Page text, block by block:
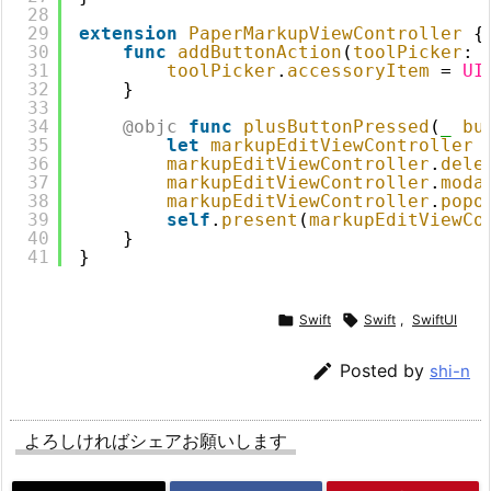
28
29
30
31
32
33
34
35
36
37
38
39
40
41
extension
PaperMarkupViewController
{
func
addButtonAction ( toolPicker :
toolPicker . accessoryItem =
}
@objc
func plusButtonPressed (
let markupEditViewController
markupEditViewController .
markupEditViewController .
markupEditViewController .
self . present (
}
}
 Swift  Swift , SwiftUI
 Posted by shi-n
よろしければシェアお願いします